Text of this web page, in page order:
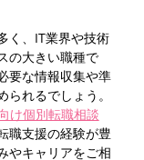
く、IT業界や技術
の大きい職種で
要な情報収集や準
れるでしょう。
け個別転職相談
職支援の経験が豊
やキャリアをご相